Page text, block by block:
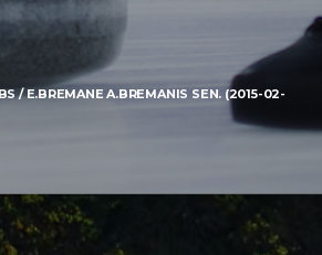
/ E.BREMANE A.BREMANIS SEN. (2015-02-